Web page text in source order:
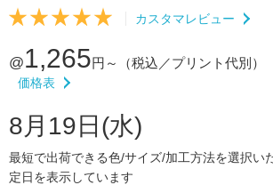
カスタマレビュー
@1,265円～ （税込／プリント代別）
価格表
8月19日(水)
最短で出荷できる色/サイズ/加工方法を選択い
定日を表示しています